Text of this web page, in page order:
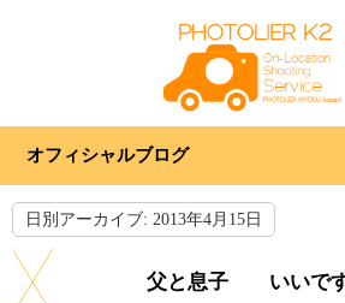
オフィシャルブログ
日別アーカイブ: 2013年4月15日
父と息子 いいです